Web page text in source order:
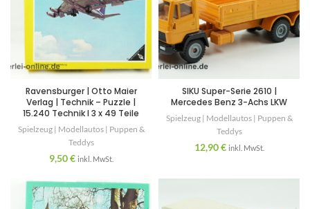
Ravensburger | Otto Maier
Verlag | Technik – Puzzle |
15.240 Technik I 3 x 49 Teile
Spielzeug | Modellautos | Puppen &
Teddys
9,50€ inkl. MwSt.
SIKU Super-Serie 2610 |
Mercedes Benz 3-Achs LKW
Spielzeug | Modellautos | Puppen &
Teddys
12,90€ inkl. MwSt.